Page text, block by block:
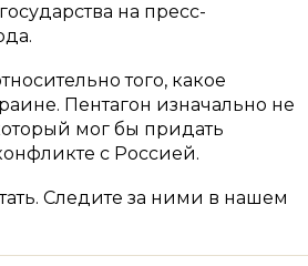
на пресс-
того, какое
Пентагон изначально не
мог бы придать
с Россией.
Следите за ними в нашем